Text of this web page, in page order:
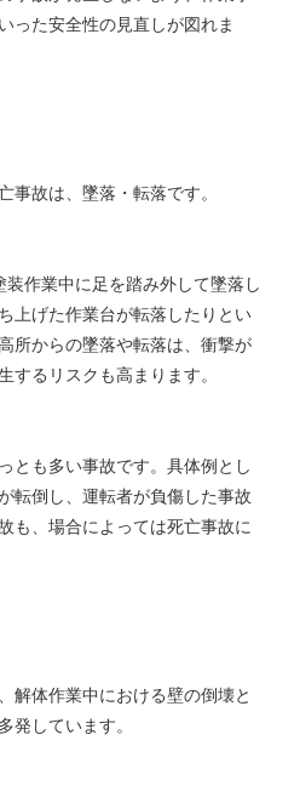
った安全性の見直しが図れま
事故は、墜落・転落です。
作業中に足を踏み外して墜落し
上げた作業台が転落したりとい
所からの墜落や転落は、衝撃が
するリスクも高まります。
とも多い事故です。具体例とし
転倒し、運転者が負傷した事故
も、場合によっては死亡事故に
解体作業中における壁の倒壊と
発しています。